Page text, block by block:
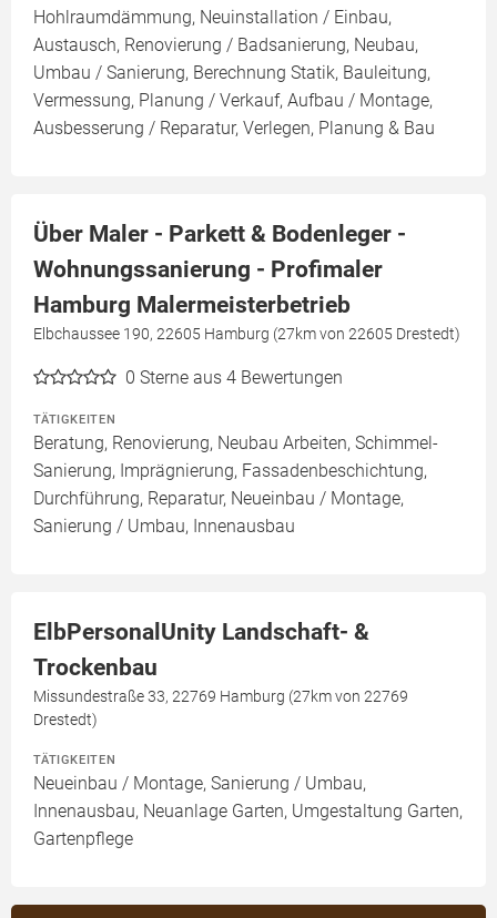
Hohlraumdämmung, Neuinstallation / Einbau,
Austausch, Renovierung / Badsanierung, Neubau,
Umbau / Sanierung, Berechnung Statik, Bauleitung,
Vermessung, Planung / Verkauf, Aufbau / Montage,
Ausbesserung / Reparatur, Verlegen, Planung & Bau
Über Maler - Parkett & Bodenleger -
Wohnungssanierung - Profimaler
Hamburg Malermeisterbetrieb
Elbchaussee 190, 22605 Hamburg (27km von 22605 Drestedt)
0 Sterne aus 4 Bewertungen
TÄTIGKEITEN
Beratung, Renovierung, Neubau Arbeiten, Schimmel-
Sanierung, Imprägnierung, Fassadenbeschichtung,
Durchführung, Reparatur, Neueinbau / Montage,
Sanierung / Umbau, Innenausbau
ElbPersonalUnity Landschaft- &
Trockenbau
Missundestraße 33, 22769 Hamburg (27km von 22769
Drestedt)
TÄTIGKEITEN
Neueinbau / Montage, Sanierung / Umbau,
Innenausbau, Neuanlage Garten, Umgestaltung Garten,
Gartenpflege